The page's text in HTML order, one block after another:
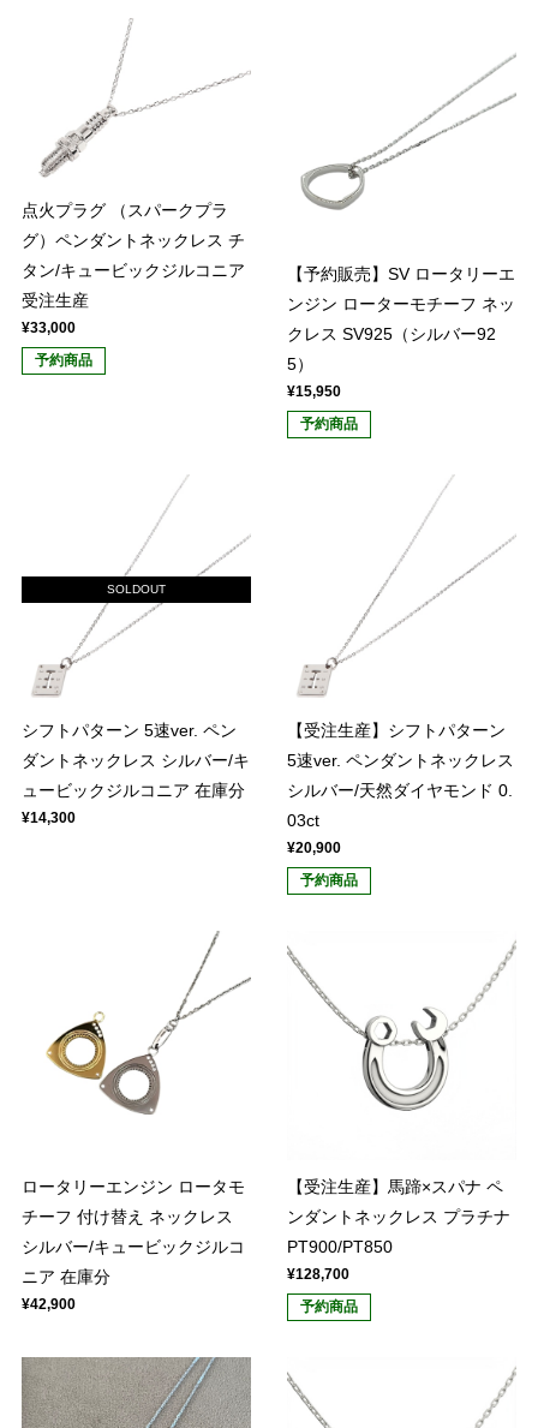
点火プラグ （スパークプラ
グ）ペンダントネックレス チ
タン/キュービックジルコニア
受注生産
¥33,000
予約商品
【予約販売】SV ロータリーエ
ンジン ローターモチーフ ネッ
クレス SV925（シルバー92
5）
¥15,950
予約商品
SOLDOUT
シフトパターン 5速ver. ペン
ダントネックレス シルバー/キ
ュービックジルコニア 在庫分
¥14,300
【受注生産】シフトパターン
5速ver. ペンダントネックレス
シルバー/天然ダイヤモンド 0.
03ct
¥20,900
予約商品
ロータリーエンジン ロータモ
チーフ 付け替え ネックレス
シルバー/キュービックジルコ
ニア 在庫分
¥42,900
【受注生産】馬蹄×スパナ ペ
ンダントネックレス プラチナ
PT900/PT850
¥128,700
予約商品